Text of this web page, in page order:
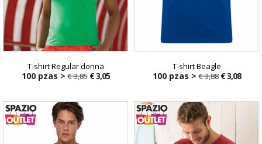
T-shirt Regular donna
100 pzas >€ 3,85 € 3,05
T-shirt Beagle
100 pzas >€ 3,88 € 3,08